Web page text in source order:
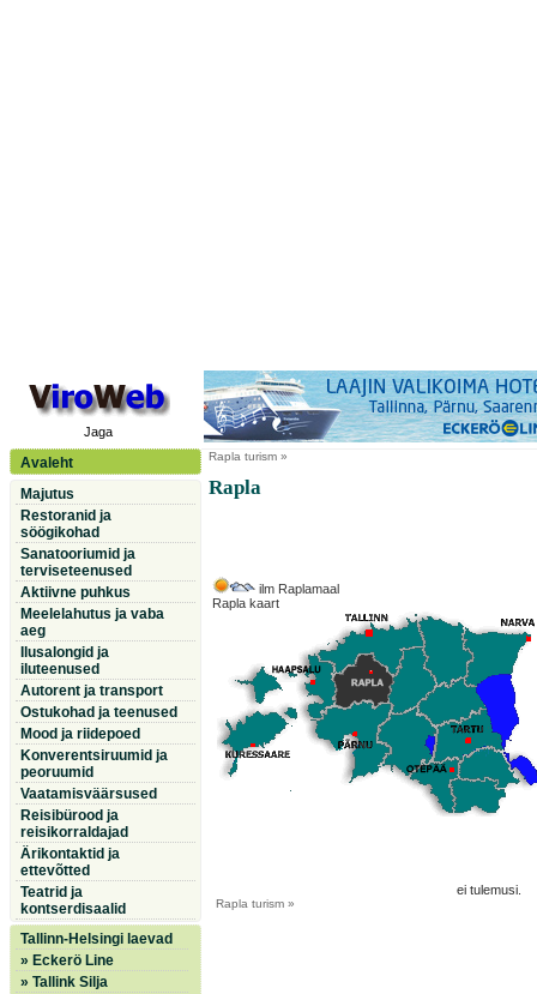
Jaga
Avaleht
Majutus
Restoranid ja
söögikohad
Sanatooriumid ja
terviseteenused
Aktiivne puhkus
Meelelahutus ja vaba
aeg
Ilusalongid ja
iluteenused
Autorent ja transport
Ostukohad ja teenused
Mood ja riidepoed
Konverentsiruumid ja
peoruumid
Vaatamisväärsused
Reisibürood ja
reisikorraldajad
Ärikontaktid ja
ettevõtted
Teatrid ja
kontserdisaalid
Tallinn-Helsingi laevad
» Eckerö Line
» Tallink Silja
Rapla turism »
Rapla
ilm Raplamaal
Rapla kaart
ei tulemusi.
Rapla turism »